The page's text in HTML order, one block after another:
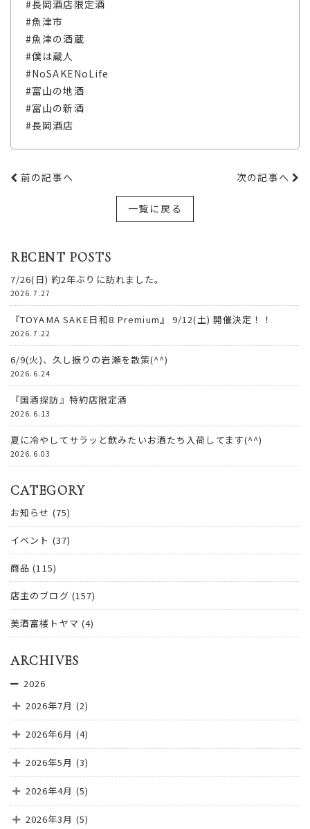
RECENT POSTS
7/26(日) 約2年ぶりに訪れました。
2026.7.27
『TOYAMA SAKE日和8 Premium』 9/12(土) 開催決定！！
2026.7.22
6/9(火)、久し振りの岩瀬を散策(^^)
2026.6.24
『国酒探訪』特約店限定酒
2026.6.13
夏に冷やしてサラッと飲みたいお酒たち入荷してます(^^)
2026.6.03
CATEGORY
お知らせ (75)
イベント (37)
商品 (115)
店主のブログ (157)
美酒富楼トヤマ (4)
ARCHIVES
2026
2026年7月 (2)
2026年6月 (4)
2026年5月 (3)
2026年4月 (5)
2026年3月 (5)
#長岡酒店限定酒
#魚津市
#魚津の酒蔵
#僕は蔵人
#NoSAKENoLife
#富山の地酒
#富山の新酒
#長岡酒店
前の記事へ 次の記事へ
一覧に戻る